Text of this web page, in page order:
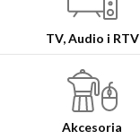
TV, Audio i RTV
Akcesoria